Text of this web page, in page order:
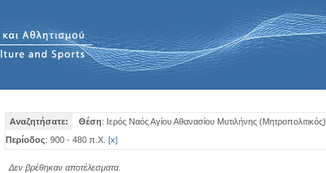
Αναζητήσατε: Θέση: Ιερός Ναός Αγίου Αθανασίου Μυτιλήνης (Μητροπολιτικός)
Περίοδος: 900 - 480 π.Χ. [x]
Δεν βρέθηκαν αποτέλεσματα.